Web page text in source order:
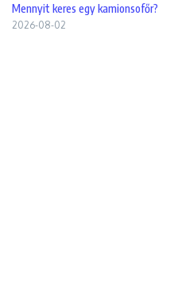
Mennyit keres egy kamionsofőr?
2026-08-02